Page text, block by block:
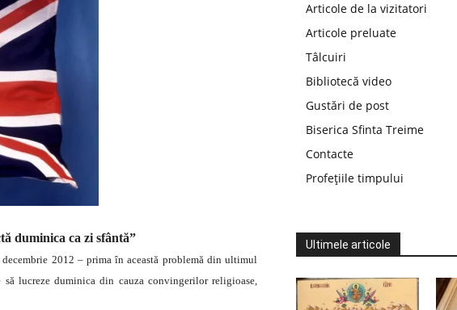
duminica ca zi sfântă”
2012 – prima în această problemă din ultimul
lucreze duminica din cauza convingerilor religioase,
Articole de la vizitatori
Articole preluate
Tâlcuiri
Bibliotecă video
Gustări de post
Biserica Sfinta Treime
Contacte
Profețiile timpului
Ultimele articole